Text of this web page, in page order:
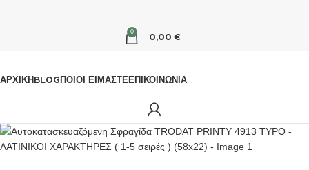
0
0,00€
ΑΡΧΙΚΉ BLOG ΠΟΙΟΊ ΕΊΜΑΣΤΕΕΠΙΚΟΙΝΩΝΊΑ